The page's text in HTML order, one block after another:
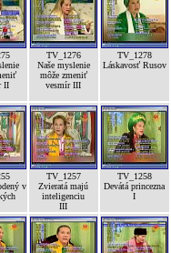
II
TV_1276
Naše myslenie
môže zmeniť
vesmír III
TV_1278
Láskavosť Rusov
v
TV_1257
Zvieratá majú
inteligenciu
III
TV_1258
Devátá princezna
I